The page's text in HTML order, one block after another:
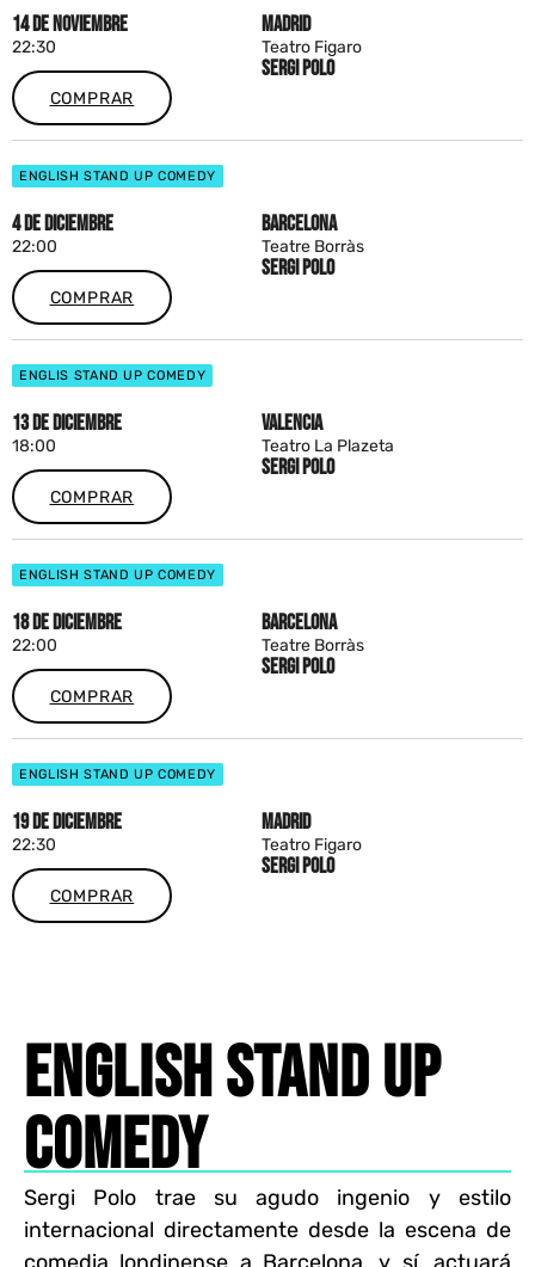
14 DE NOVIEMBRE
22:30
MADRID
Teatro Figaro
SERGI POLO
COMPRAR
ENGLISH STAND UP COMEDY
4 DE DICIEMBRE
22:00
BARCELONA
Teatre Borràs
SERGI POLO
COMPRAR
ENGLIS STAND UP COMEDY
13 DE DICIEMBRE
18:00
VALENCIA
Teatro La Plazeta
SERGI POLO
COMPRAR
ENGLISH STAND UP COMEDY
18 DE DICIEMBRE
22:00
BARCELONA
Teatre Borràs
SERGI POLO
COMPRAR
ENGLISH STAND UP COMEDY
19 DE DICIEMBRE
22:30
MADRID
Teatro Figaro
SERGI POLO
COMPRAR
ENGLISH STAND UP
COMEDY
Sergi Polo trae su agudo ingenio y estilo
internacional directamente desde la escena de